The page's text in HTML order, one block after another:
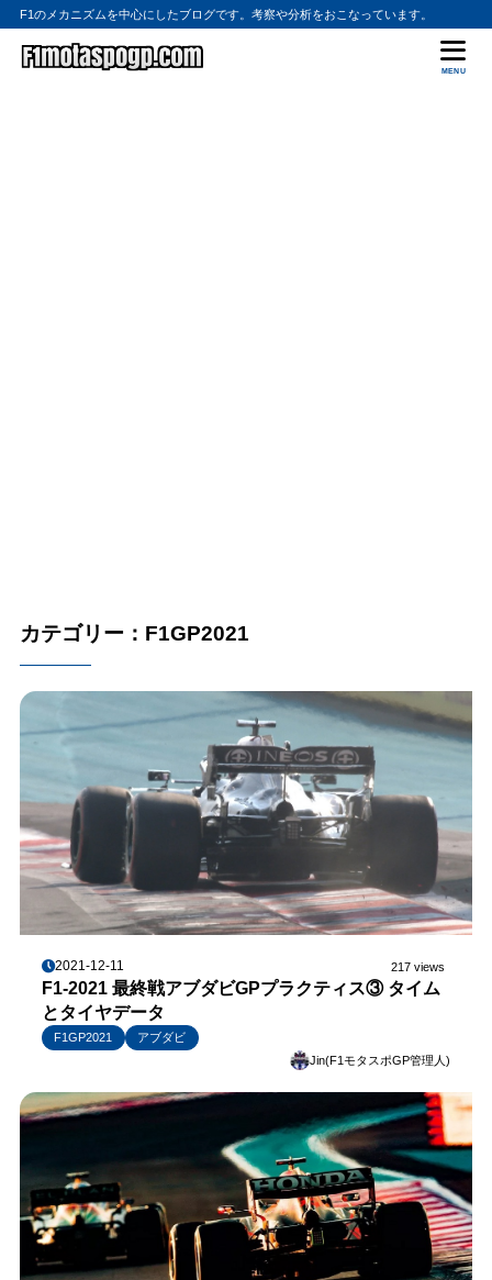
F1のメカニズムを中心にしたブログです。考察や分析をおこなっています。
MENU
カテゴリー：F1GP2021
2021-12-11 217 views
F1-2021 最終戦アブダビGPプラクティス③ タイム
とタイヤデータ
F1GP2021
アブダビ
Jin(F1モタスポGP管理人)